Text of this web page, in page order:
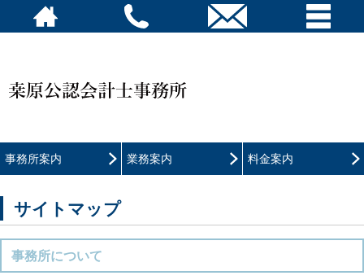
事務所案内 業務案内 料金案内
サイトマップ
事務所について